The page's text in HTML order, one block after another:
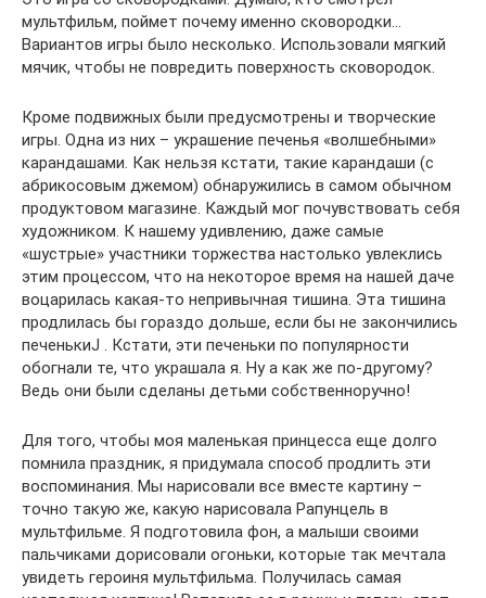
мультфильм, поймет почему именно сковородки…
Вариантов игры было несколько. Использовали мягкий
мячик, чтобы не повредить поверхность сковородок.
Кроме подвижных были предусмотрены и творческие
игры. Одна из них – украшение печенья «волшебными»
карандашами. Как нельзя кстати, такие карандаши (с
абрикосовым джемом) обнаружились в самом обычном
продуктовом магазине. Каждый мог почувствовать себя
художником. К нашему удивлению, даже самые
«шустрые» участники торжества настолько увлеклись
этим процессом, что на некоторое время на нашей даче
воцарилась какая-то непривычная тишина. Эта тишина
продлилась бы гораздо дольше, если бы не закончились
печенькиJ . Кстати, эти печеньки по популярности
обогнали те, что украшала я. Ну а как же по-другому?
Ведь они были сделаны детьми собственноручно!
Для того, чтобы моя маленькая принцесса еще долго
помнила праздник, я придумала способ продлить эти
воспоминания. Мы нарисовали все вместе картину –
точно такую же, какую нарисовала Рапунцель в
мультфильме. Я подготовила фон, а малыши своими
пальчиками дорисовали огоньки, которые так мечтала
увидеть героиня мультфильма. Получилась самая